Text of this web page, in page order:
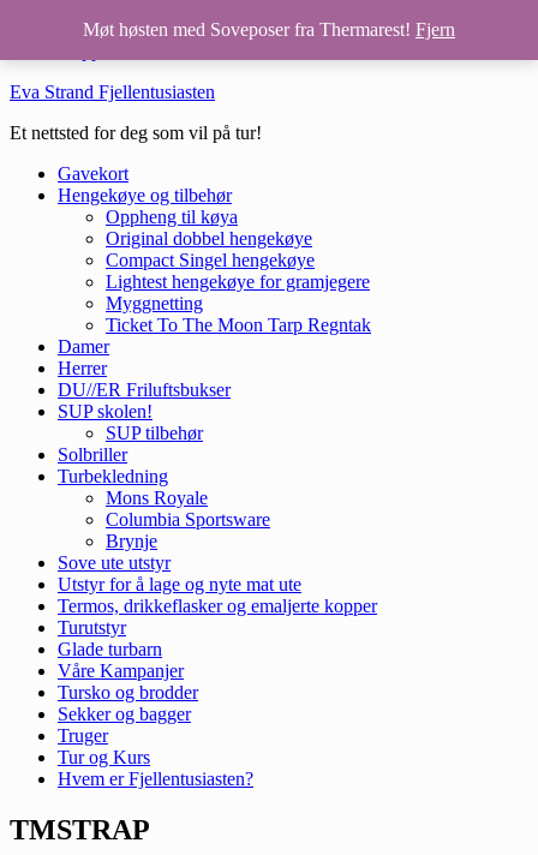
Hopp til hovedinnhold
Eva Strand Fjellentusiasten
Et nettsted for deg som vil på tur!
Gavekort
Hengekøye og tilbehør
Oppheng til køya
Original dobbel hengekøye
Compact Singel hengekøye
Lightest hengekøye for gramjegere
Myggnetting
Ticket To The Moon Tarp Regntak
Damer
Herrer
DU//ER Friluftsbukser
SUP skolen!
SUP tilbehør
Solbriller
Turbekledning
Mons Royale
Columbia Sportsware
Brynje
Sove ute utstyr
Utstyr for å lage og nyte mat ute
Termos, drikkeflasker og emaljerte kopper
Turutstyr
Glade turbarn
Våre Kampanjer
Tursko og brodder
Sekker og bagger
Truger
Tur og Kurs
Hvem er Fjellentusiasten?
TMSTRAP
Møt høsten med Soveposer fra Thermarest! Fjern